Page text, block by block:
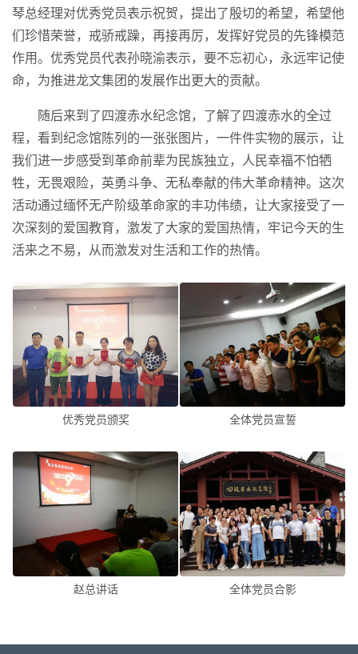
琴总经理对优秀党员表示祝贺，提出了殷切的希望，希望他
们珍惜荣誉，戒骄戒躁，再接再厉，发挥好党员的先锋模范
作用。优秀党员代表孙晓渝表示，要不忘初心，永远牢记使
命，为推进龙文集团的发展作出更大的贡献。
随后来到了四渡赤水纪念馆，了解了四渡赤水的全过
程，看到纪念馆陈列的一张张图片，一件件实物的展示，让
我们进一步感受到革命前辈为民族独立，人民幸福不怕牺
牲，无畏艰险，英勇斗争、无私奉献的伟大革命精神。这次
活动通过缅怀无产阶级革命家的丰功伟绩，让大家接受了一
次深刻的爱国教育，激发了大家的爱国热情，牢记今天的生
活来之不易，从而激发对生活和工作的热情。
优秀党员颁奖 全体党员宣誓
赵总讲话 全体党员合影